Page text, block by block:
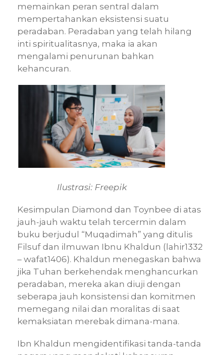
memainkan peran sentral dalam
mempertahankan eksistensi suatu
peradaban. Peradaban yang telah hilang
inti spiritualitasnya, maka ia akan
mengalami penurunan bahkan
kehancuran.
Ilustrasi: Freepik
Kesimpulan Diamond dan Toynbee di atas
jauh-jauh waktu telah tercermin dalam
buku berjudul “Muqadimah” yang ditulis
Filsuf dan ilmuwan Ibnu Khaldun (lahir1332
– wafat1406). Khaldun menegaskan bahwa
jika Tuhan berkehendak menghancurkan
peradaban, mereka akan diuji dengan
seberapa jauh konsistensi dan komitmen
memegang nilai dan moralitas di saat
kemaksiatan merebak dimana-mana.
Ibn Khaldun mengidentifikasi tanda-tanda